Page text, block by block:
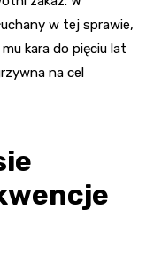
w tej sprawie,
kara do pięciu lat
na cel